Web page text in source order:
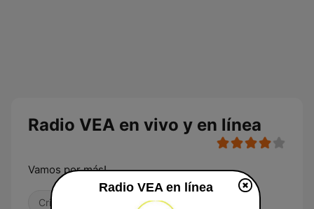
Radio VEA en vivo y en línea
Vamos por más!
Cristiana Religioso & Espiritualidad
Radio VEA en línea